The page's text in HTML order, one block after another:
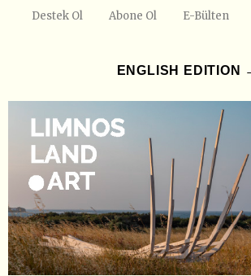
Destek Ol Abone Ol E-Bülten
ENGLISH EDITION